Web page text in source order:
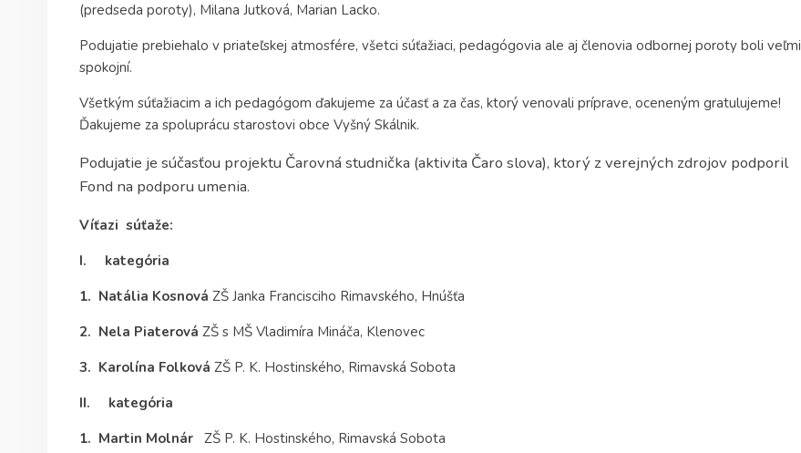
(predseda poroty), Milana Jutková, Marian Lacko.
Podujatie prebiehalo v priateľskej atmosfére, všetci súťažiaci, pedagógovia ale aj členovia odbornej poroty boli veľmi
spokojní.
Všetkým súťažiacim a ich pedagógom ďakujeme za účasť a za čas, ktorý venovali príprave, oceneným gratulujeme!
Ďakujeme za spoluprácu starostovi obce Vyšný Skálnik.
Podujatie je súčasťou projektu Čarovná studnička (aktivita Čaro slova), ktorý z verejných zdrojov podporil
Fond na podporu umenia.
Víťazi súťaže:
I. kategória
1. Natália Kosnová ZŠ Janka Francisciho Rimavského, Hnúšťa
2. Nela Piaterová ZŠ s MŠ Vladimíra Mináča, Klenovec
3. Karolína Folková ZŠ P. K. Hostinského, Rimavská Sobota
II. kategória
1. Martin Molnár ZŠ P. K. Hostinského, Rimavská Sobota